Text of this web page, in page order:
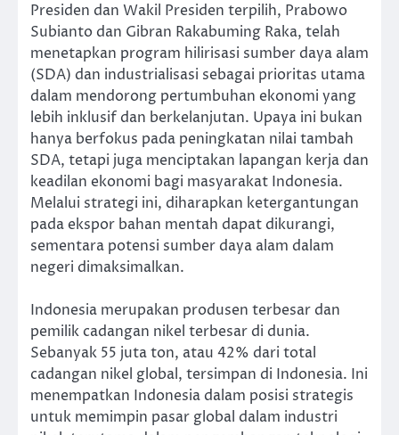
Presiden dan Wakil Presiden terpilih, Prabowo
Subianto dan Gibran Rakabuming Raka, telah
menetapkan program hilirisasi sumber daya alam
(SDA) dan industrialisasi sebagai prioritas utama
dalam mendorong pertumbuhan ekonomi yang
lebih inklusif dan berkelanjutan. Upaya ini bukan
hanya berfokus pada peningkatan nilai tambah
SDA, tetapi juga menciptakan lapangan kerja dan
keadilan ekonomi bagi masyarakat Indonesia.
Melalui strategi ini, diharapkan ketergantungan
pada ekspor bahan mentah dapat dikurangi,
sementara potensi sumber daya alam dalam
negeri dimaksimalkan.
Indonesia merupakan produsen terbesar dan
pemilik cadangan nikel terbesar di dunia.
Sebanyak 55 juta ton, atau 42% dari total
cadangan nikel global, tersimpan di Indonesia. Ini
menempatkan Indonesia dalam posisi strategis
untuk memimpin pasar global dalam industri